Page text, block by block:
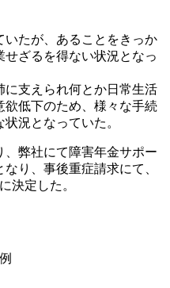
いたが、あることをきっか
ざるを得ない状況となっ
支えられ何とか日常生活
欲低下のため、様々な手続
況となっていた。
弊社にて障害年金サポー
り、事後重症請求にて、
決定した。